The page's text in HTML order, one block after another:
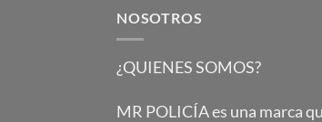
NOSOTROS
¿QUIENES SOMOS?
MR POLICÍA es una marca